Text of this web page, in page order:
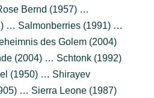
Bernd (1957) …
… Salmonberries (1991) …
des Golem (2004)
(2004) … Schtonk (1992)
(1950) … Shirayev
… Sierra Leone (1987)